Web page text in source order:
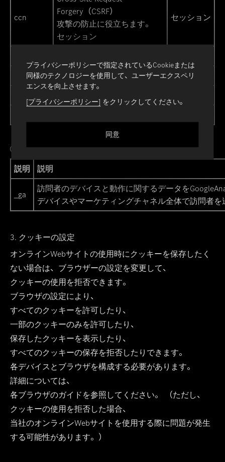
ccn
Forgery（CSRF）
攻撃の防止に役立ちます。
セッション
セッション
AWSELB
商品の支払い
セッション
② 統計
説明
説明
_ga
訪問者のデバイスと動作に関するデータを
デバイスやマーケティングチャネル全体で訪問者を
3. クッキーの設定
オンラインWebサイトの使用時にクッキーを保存したく
ない場合は、ブラウザーの設定を変更して、
クッキーの使用を拒否できます。
ブラウザの設定により、
すべてのクッキーを許可したり、
一部のクッキーのみを許可したり、
保存したクッキーを表示したり、
すべてのクッキーの保存を拒否したりできます。
各デバイスとブラウザを構成する必要があります。
詳細については、
各ブラウザのガイドを参照してください。 （ただし、
クッキーの使用を拒否した場合、
当社のオンラインWebサイトを使用する際に問題が発生
する可能性があります。）
プライバシーポリシーで指定されているCookieまたは
同様のテクノロジーを使用して、ユーザーエクスペリ
エンスを向上させます。
[プライバシーポリシー] をクリックしてください。
同意